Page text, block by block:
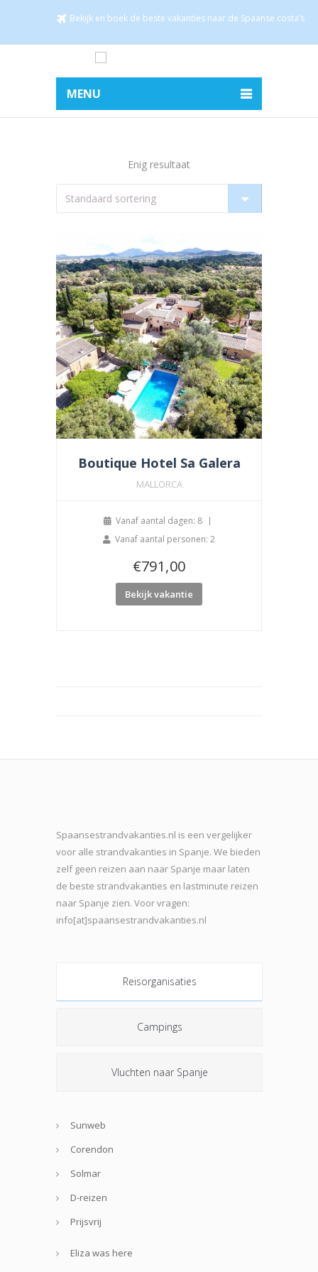
Bekijk en boek de beste vakanties naar de Spaanse costa’s
MENU
Enig resultaat
Boutique Hotel Sa Galera
MALLORCA
Vanaf aantal dagen: 8
Vanaf aantal personen: 2
€791,00
Bekijk vakantie
Spaansestrandvakanties.nl is een vergelijker
voor alle strandvakanties in Spanje. We bieden
zelf geen reizen aan naar Spanje maar laten
de beste strandvakanties en lastminute reizen
naar Spanje zien. Voor vragen:
info[at]spaansestrandvakanties.nl
Reisorganisaties
Campings
Vluchten naar Spanje
Sunweb
Corendon
Solmar
D-reizen
Prijsvrij
Eliza was here